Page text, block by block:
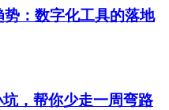
势：数字化工具的落地
，帮你少走一周弯路